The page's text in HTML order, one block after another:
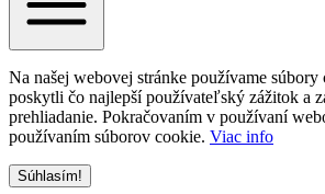
Na našej webovej stránke používame súbory
poskytli čo najlepší používateľský zážitok a
prehliadanie. Pokračovaním v používaní
používaním súborov cookie. Viac info
Súhlasím!